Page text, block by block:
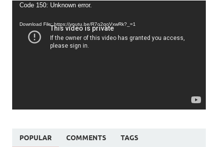
Video
Code 150: Unknown error.
Download File: https://youtu.be/R7o2qoVxwRk?_=1
POPULAR COMMENTS TAGS